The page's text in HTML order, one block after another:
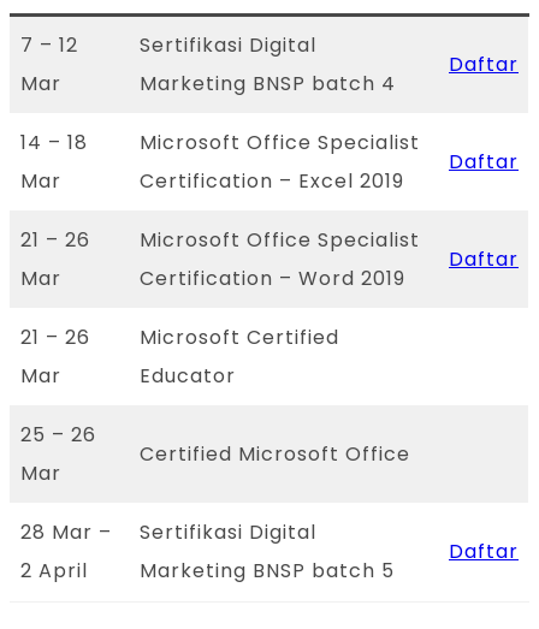
7 – 12
Mar
Sertifikasi Digital
Marketing BNSP batch 4
Daftar
14 – 18
Mar
Microsoft Office Specialist
Certification – Excel 2019
Daftar
21 – 26
Mar
Microsoft Office Specialist
Certification – Word 2019
Daftar
21 – 26
Mar
Microsoft Certified
Educator
25 – 26
Mar
Certified Microsoft Office
28 Mar –
2 April
Sertifikasi Digital
Marketing BNSP batch 5
Daftar